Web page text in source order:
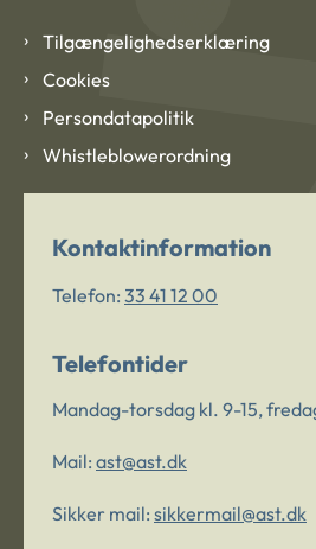
Tilgængelighedserklæring
Cookies
Persondatapolitik
Whistleblowerordning
Kontaktinformation
Telefon: 33 41 12 00
Telefontider
Mandag-torsdag kl. 9-15,
Mail: ast@ast.dk
Sikker mail: sikkermail@ast.dk